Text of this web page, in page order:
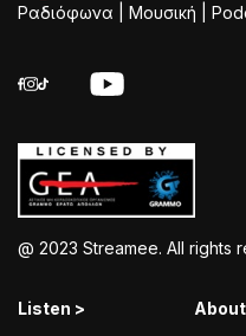
Ραδιόφωνα | Μουσική |
@ 2023 Streamee. All rights
Listen >